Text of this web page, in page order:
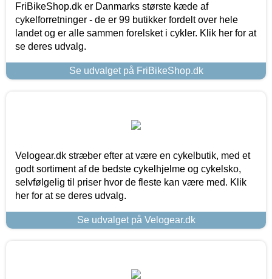
FriBikeShop.dk er Danmarks største kæde af
cykelforretninger - de er 99 butikker fordelt over hele
landet og er alle sammen forelsket i cykler. Klik her for at
se deres udvalg.
Se udvalget på FriBikeShop.dk
Velogear.dk stræber efter at være en cykelbutik, med et
godt sortiment af de bedste cykelhjelme og cykelsko,
selvfølgelig til priser hvor de fleste kan være med. Klik
her for at se deres udvalg.
Se udvalget på Velogear.dk